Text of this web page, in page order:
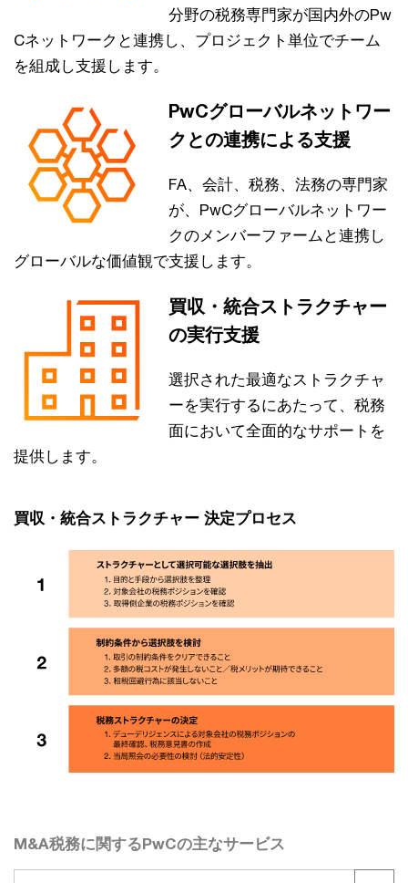
分野の税務専門家が国内外のPw
Cネットワークと連携し、プロジェクト単位でチーム
を組成し支援します。
PwCグローバルネットワー
クとの連携による支援
FA、会計、税務、法務の専門家
が、PwCグローバルネットワー
クのメンバーファームと連携し
グローバルな価値観で支援します。
買収・統合ストラクチャー
の実行支援
選択された最適なストラクチャ
ーを実行するにあたって、税務
面において全面的なサポートを
提供します。
買収・統合ストラクチャー 決定プロセス
M&A税務に関するPwCの主なサービス